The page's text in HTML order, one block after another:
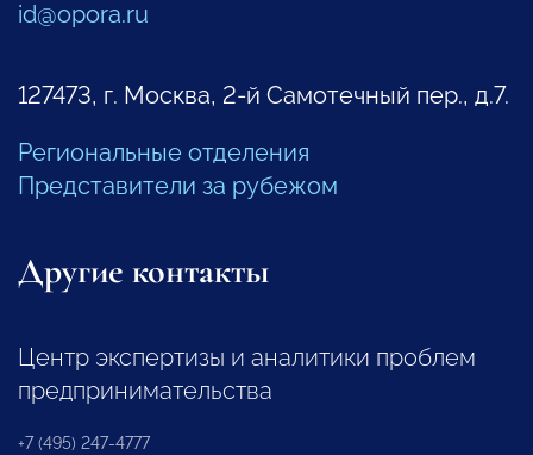
id@opora.ru
127473, г. Москва, 2-й Самотечный пер., д.7.
Региональные отделения
Представители за рубежом
Другие контакты
Центр экспертизы и аналитики проблем
предпринимательства
+7 (495) 247-4777